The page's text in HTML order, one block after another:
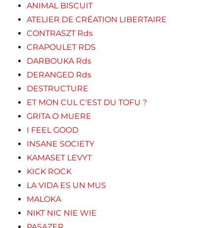
ANIMAL BISCUIT
ATELIER DE CRÉATION LIBERTAIRE
CONTRASZT Rds
CRAPOULET RDS
DARBOUKA Rds
DERANGED Rds
DESTRUCTURE
ET MON CUL C'EST DU TOFU ?
GRITA O MUERE
I FEEL GOOD
INSANE SOCIETY
KAMASET LEVYT
KICK ROCK
LA VIDA ES UN MUS
MALOKA
NIKT NIC NIE WIE